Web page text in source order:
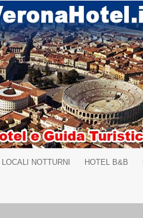
LOCALI NOTTURNI HOTEL B&B